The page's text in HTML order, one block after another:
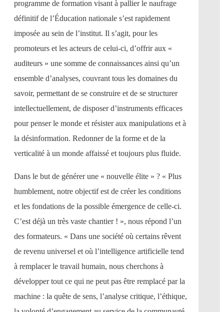
programme de formation visant à pallier le naufrage
définitif de l’Éducation nationale s’est rapidement
imposée au sein de l’institut. Il s’agit, pour les
promoteurs et les acteurs de celui-ci, d’offrir aux «
auditeurs » une somme de connaissances ainsi qu’un
ensemble d’analyses, couvrant tous les domaines du
savoir, permettant de se construire et de se structurer
intellectuellement, de disposer d’instruments efficaces
pour penser le monde et résister aux manipulations et à
la désinformation. Redonner de la forme et de la
verticalité à un monde affaissé et toujours plus fluide.
Dans le but de générer une « nouvelle élite » ? « Plus
humblement, notre objectif est de créer les conditions
et les fondations de la possible émergence de celle-ci.
C’est déjà un très vaste chantier ! », nous répond l’un
des formateurs. « Dans une société où certains rêvent
de revenu universel et où l’intelligence artificielle tend
à remplacer le travail humain, nous cherchons à
développer tout ce qui ne peut pas être remplacé par la
machine : la quête de sens, l’analyse critique, l’éthique,